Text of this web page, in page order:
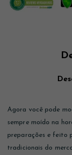
Agora você pode
sempre moído na
preparações e feito
tradicionais do